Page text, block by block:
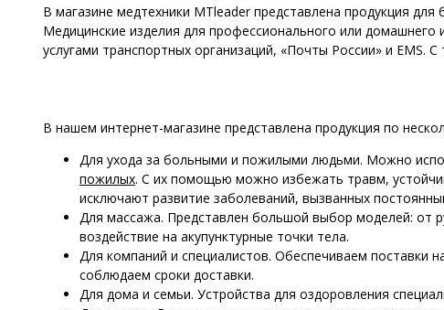
В магазине медтехники MTleader представлена продукция
Медицинские изделия для профессионального или
услугами транспортных организаций, «Почты России» и
В нашем интернет-магазине представлена продукция по
Для ухода за больными и пожилыми людьми. Можно
пожилых. С их помощью можно избежать травм,
исключают развитие заболеваний, вызванных
Для массажа. Представлен большой выбор моделей: от
воздействие на акупунктурные точки тела.
Для компаний и специалистов. Обеспечиваем поставки
соблюдаем сроки доставки.
Для дома и семьи. Устройства для оздоровления